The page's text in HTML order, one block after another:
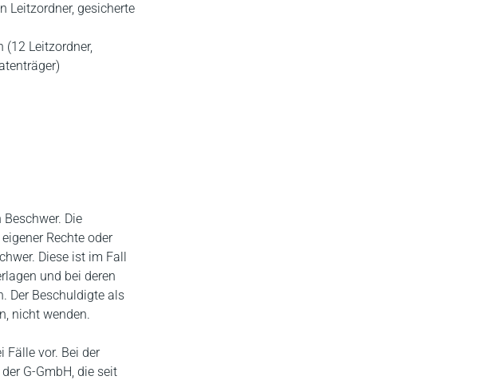
Leitzordner, gesicherte
(12 Leitzordner,
Die
Rechte oder
Diese ist im Fall
und bei deren
Der Beschuldigte als
nicht wenden.
Fälle vor. Bei der
G-GmbH, die seit